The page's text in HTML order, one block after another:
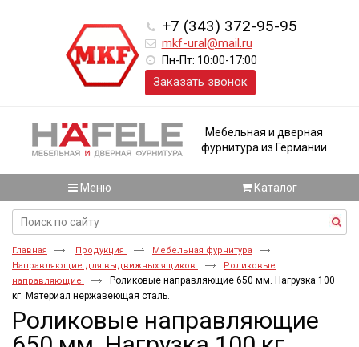
+7 (343) 372-95-95
mkf-ural@mail.ru
Пн-Пт: 10:00-17:00
Заказать звонок
Мебельная и дверная
фурнитура из Германии
Меню Каталог
Главная Продукция
Мебельная фурнитура
Направляющие для выдвижных ящиков
Роликовые
направляющие
Роликовые направляющие 650 мм. Нагрузка 100
кг. Материал нержавеющая сталь.
Роликовые направляющие